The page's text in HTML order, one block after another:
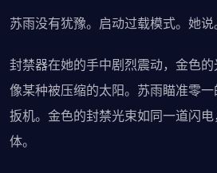
苏雨没有犹豫。启动过载模式。她说
封禁器在她的手中剧烈震动，金色的
像某种被压缩的太阳。苏雨瞄准零
扳机。金色的封禁光束如同一道闪
体。